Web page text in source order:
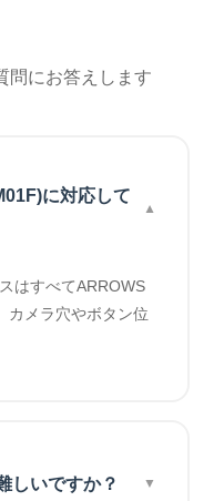
問にお答えします
に対応して
はすべてARROWS
カメラ穴やボタン位
しいですか？